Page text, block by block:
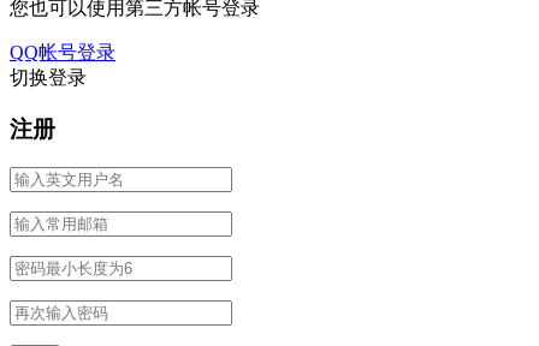
您也可以使用第三方帐号登录
QQ帐号登录
切换登录
注册